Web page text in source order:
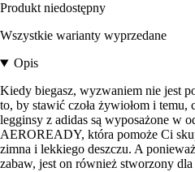
Produkt niedostępny
Wszystkie warianty wyprzedane
Opis
Kiedy biegasz, wyzwaniem nie jest
to, by stawić czoła żywiołom i temu,
legginsy z adidas są wyposażone w
AEROREADY, która pomoże Ci
zimna i lekkiego deszczu. A
zabaw, jest on również stworzony dla